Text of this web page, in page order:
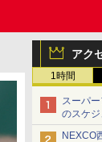
アク
1時間
スーパ
のスケ
を紹介
NEXCO